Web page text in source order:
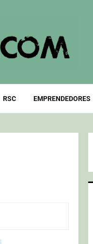
RSC EMPRENDEDORES